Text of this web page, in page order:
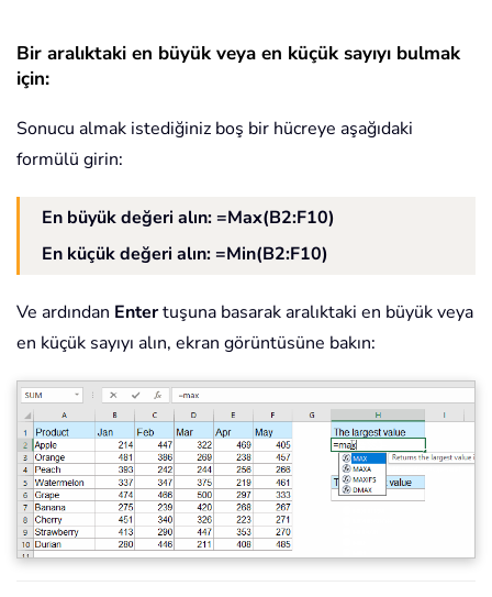
Bir aralıktaki en büyük veya en küçük sayıyı bulmak
için:
Sonucu almak istediğiniz boş bir hücreye aşağıdaki
formülü girin:
En büyük değeri alın: =Max(B2:F10)
En küçük değeri alın: =Min(B2:F10)
Ve ardından Entertuşuna basarak aralıktaki en büyük veya
en küçük sayıyı alın, ekran görüntüsüne bakın: